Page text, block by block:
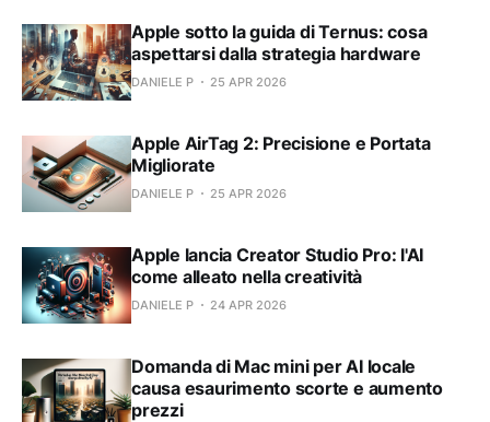
Apple sotto la guida di Ternus: cosa
aspettarsi dalla strategia hardware
DANIELE P 25 APR 2026
Apple AirTag 2: Precisione e Portata
Migliorate
DANIELE P 25 APR 2026
Apple lancia Creator Studio Pro: l'AI
come alleato nella creatività
DANIELE P 24 APR 2026
Domanda di Mac mini per AI locale
causa esaurimento scorte e aumento
prezzi